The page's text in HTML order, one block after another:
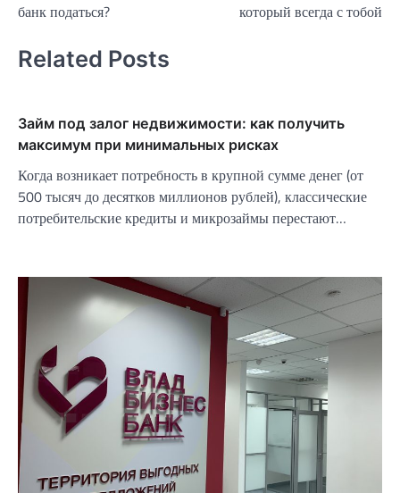
записям
банк податься?
который всегда с тобой
Related Posts
Займ под залог недвижимости: как получить
максимум при минимальных рисках
Когда возникает потребность в крупной сумме денег (от
500 тысяч до десятков миллионов рублей), классические
потребительские кредиты и микрозаймы перестают…